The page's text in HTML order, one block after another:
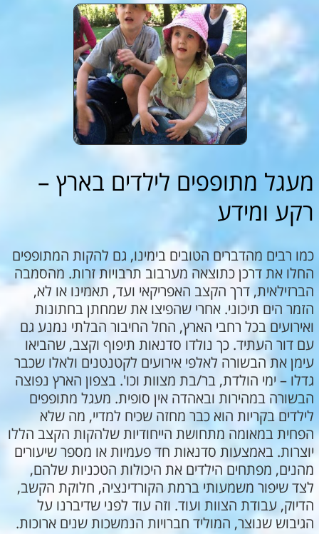
מעגל מתופפים לילדים בארץ –
רקע ומידע
כמו רבים מהדברים הטובים בימינו, גם להקות המתופפים
החלו את דרכן כתוצאה מערבוב תרבויות זרות. מהסמבה
הברזילאית, דרך הקצב האפריקאי ועד, תאמינו או לא,
הזמר הים תיכוני. אחרי שהפיצו את שמחתן בחתונות
ואירועים בכל רחבי הארץ, החל החיבור הבלתי נמנע גם
עם דור העתיד. כך נולדו סדנאות תיפוף וקצב, שהביאו
עימן את הבשורה לאלפי אירועים לקטנטנים ולאלו שכבר
גדלו – ימי הולדת, בר/בת מצוות וכו'. בצפון הארץ נפוצה
הבשורה במהירות ובאהדה אין סופית. מעגל מתופפים
לילדים בקריות הוא כבר מחזה שכיח למדיי, מה שלא
הפחית במאומה מתחושת הייחודיות שלהקות הקצב הללו
יוצרות. באמצעות סדנאות חד פעמיות או מספר שיעורים
מהנים, מפתחים הילדים את היכולות הטכניות שלהם,
לצד שיפור משמעותי ברמת הקורדינציה, חלוקת הקשב,
הדיוק, עבודת הצוות ועוד. וזה עוד לפני שדיברנו על
הגיבוש שנוצר, המוליד חברויות הנמשכות שנים ארוכות.